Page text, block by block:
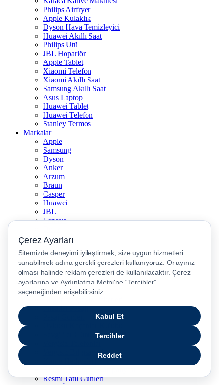
Philips Airfryer
Apple Kulaklık
Dyson Hava Temizleyici
Huawei Akıllı Saat
Philips Ütü
JBL Hoparlör
Apple Tablet
Xiaomi Telefon
Xiaomi Akıllı Saat
Samsung Akıllı Saat
Asus Laptop
Huawei Tablet
Huawei Telefon
Stanley Termos
Markalar
Apple
Samsung
Dyson
Anker
Arzum
Braun
Casper
Huawei
JBL
Lenovo
Philips
Realme
Xiaomi
TCL
Sony
Özel Günler & Kampanyalar
Apple Eğitim
Fırsatlar Pasajı
Sevgililer Günü Hediyeleri
Vergisiz Bilgisayarlar
Resmi Tatil Günleri